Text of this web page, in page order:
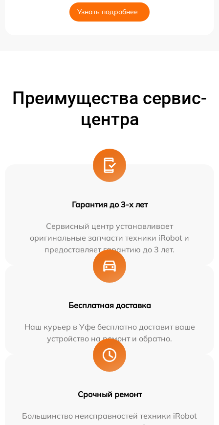
Узнать подробнее
Преимущества сервис-
центра
Гарантия до 3-х лет
Сервисный центр устанавливает
оригинальные запчасти техники iRobot и
предоставляет гарантию до 3 лет.
Бесплатная доставка
Наш курьер в Уфе бесплатно доставит ваше
устройство на ремонт и обратно.
Срочный ремонт
Большинство неисправностей техники iRobot